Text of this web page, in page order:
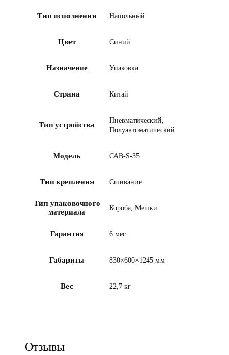
Тип исполнения Напольный
Цвет Синий
Назначение Упаковка
Страна Китай
Тип устройства
Пневматический,
Полуавтоматический
Модель САВ-S-35
Тип крепления Сшивание
Тип упаковочного
материала
Короба, Мешки
Гарантия 6 мес.
Габариты 830×600×1245 мм
Вес 22,7 кг
Отзывы